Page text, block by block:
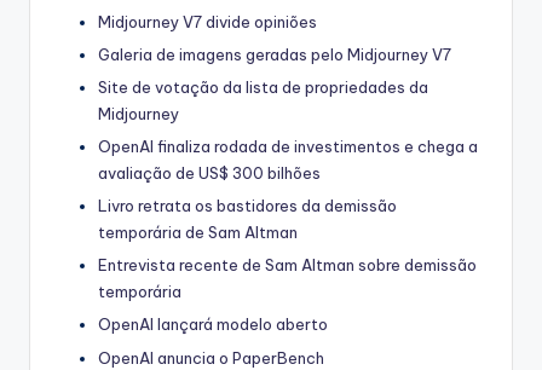
Midjourney V7 divide opiniões
Galeria de imagens geradas pelo Midjourney V7
Site de votação da lista de propriedades da
Midjourney
OpenAI finaliza rodada de investimentos e chega a
avaliação de US$ 300 bilhões
Livro retrata os bastidores da demissão
temporária de Sam Altman
Entrevista recente de Sam Altman sobre demissão
temporária
OpenAI lançará modelo aberto
OpenAI anuncia o PaperBench